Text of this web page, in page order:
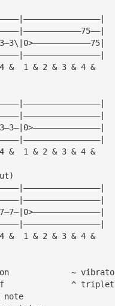
&  1 & 2 & 3 & 4 &
&  1 & 2 & 3 & 4 &
&  1 & 2 & 3 & 4 &
|| repeat between || as indicated	h hammer on		~ vibrato
/ slide up				p pull off		^ triplet
note